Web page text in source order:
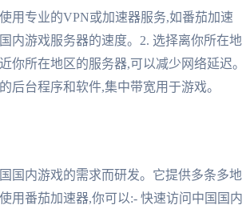
用专业的VPN或加速器服务,如番茄加速
内游戏服务器的速度。2. 选择离你所在地
你所在地区的服务器,可以减少网络延迟。
后台程序和软件,集中带宽用于游戏。
国内游戏的需求而研发。它提供多条多地
用番茄加速器,你可以:- 快速访问中国国内